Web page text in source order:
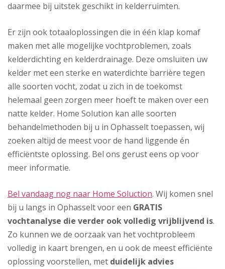
daarmee bij uitstek geschikt in kelderruimten.
Er zijn ook totaaloplossingen die in één klap komaf
maken met alle mogelijke vochtproblemen, zoals
kelderdichting en kelderdrainage. Deze omsluiten uw
kelder met een sterke en waterdichte barrière tegen
alle soorten vocht, zodat u zich in de toekomst
helemaal geen zorgen meer hoeft te maken over een
natte kelder. Home Solution kan alle soorten
behandelmethoden bij u in Ophasselt toepassen, wij
zoeken altijd de meest voor de hand liggende én
efficiëntste oplossing. Bel ons gerust eens op voor
meer informatie.
Bel vandaag nog naar Home Soluction. Wij komen snel
bij u langs in Ophasselt voor een GRATIS
vochtanalyse die verder ook volledig vrijblijvend is.
Zo kunnen we de oorzaak van het vochtprobleem
volledig in kaart brengen, en u ook de meest efficiënte
oplossing voorstellen, met duidelijk advies